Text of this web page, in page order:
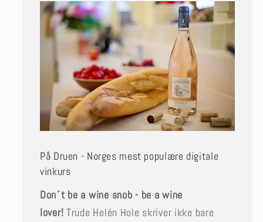
På Druen - Norges mest populære digitale
vinkurs
Don´t be a wine snob - be a wine
lover!Trude Helén Hole skriver ikke bare